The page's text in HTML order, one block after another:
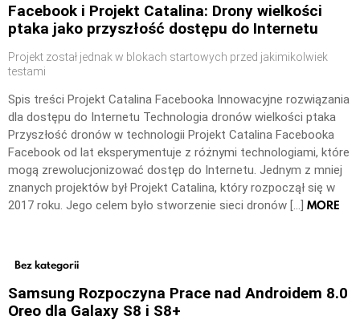
Facebook i Projekt Catalina: Drony wielkości
ptaka jako przyszłość dostępu do Internetu
Projekt został jednak w blokach startowych przed jakimikolwiek
testami
Spis treści Projekt Catalina Facebooka Innowacyjne rozwiązania
dla dostępu do Internetu Technologia dronów wielkości ptaka
Przyszłość dronów w technologii Projekt Catalina Facebooka
Facebook od lat eksperymentuje z różnymi technologiami, które
mogą zrewolucjonizować dostęp do Internetu. Jednym z mniej
znanych projektów był Projekt Catalina, który rozpoczął się w
2017 roku. Jego celem było stworzenie sieci dronów […] MORE
Bez kategorii
Samsung Rozpoczyna Prace nad Androidem 8.0
Oreo dla Galaxy S8 i S8+